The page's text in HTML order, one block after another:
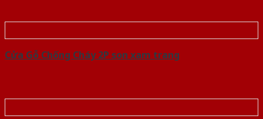
Cửa Gỗ Chống Cháy 2P son xam trang